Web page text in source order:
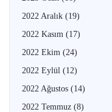
2022 Aralık (19)
2022 Kasım (17)
2022 Ekim (24)
2022 Eylül (12)
2022 Ağustos (14)
2022 Temmuz (8)